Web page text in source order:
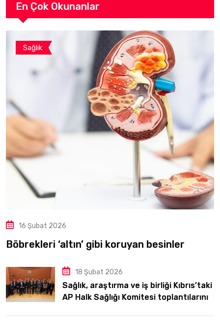
En Çok Okunanlar
Sağlık
16 Şubat 2026
Böbrekleri ‘altın’ gibi koruyan besinler
18 Şubat 2026
Sağlık, araştırma ve iş birliği Kıbrıs’taki
AP Halk Sağlığı Komitesi toplantılarının